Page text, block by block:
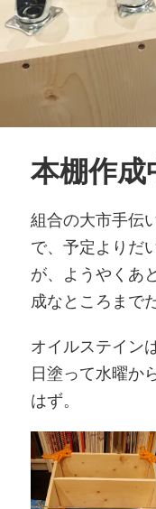
本棚作成
組合の大市手伝
で、予定よりだ
が、ようやくあ
成なところまで
オイルステイン
日塗って水曜か
はず。